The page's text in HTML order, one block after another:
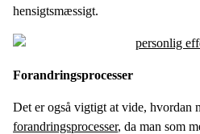
hensigtsmæssigt.
Forandringsprocesser
Det er også vigtigt at vide, hvordan
forandringsprocesser, da man som